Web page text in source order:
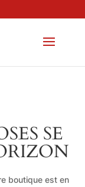
SE
boutique est en